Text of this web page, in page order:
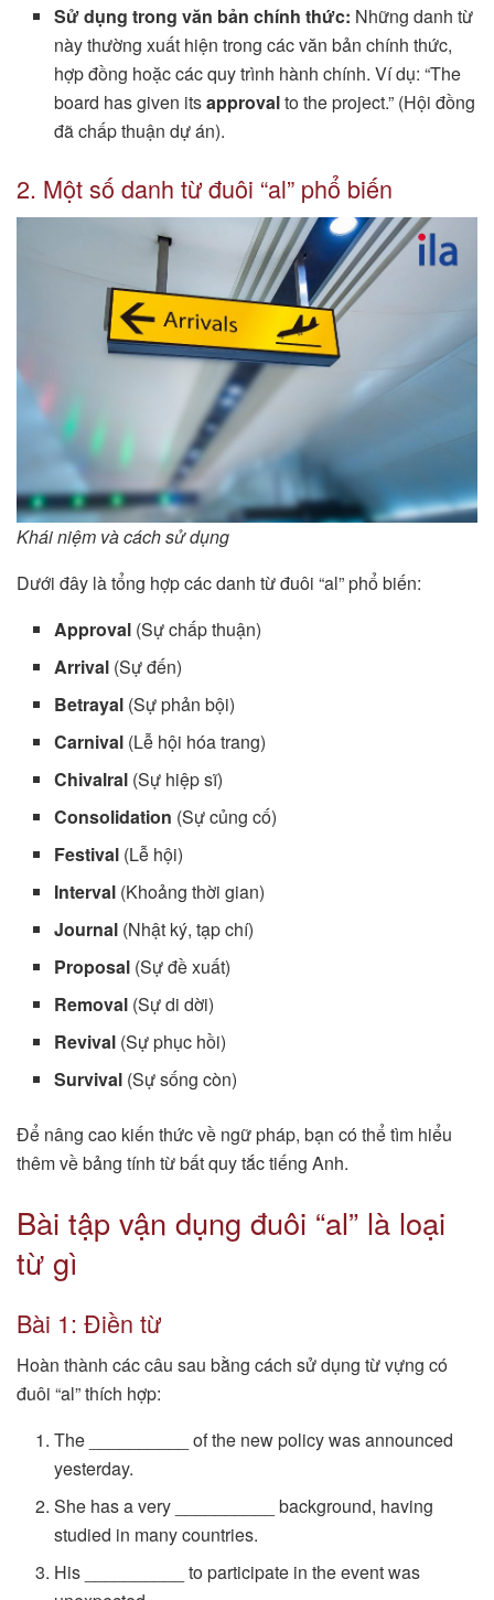
Sử dụng trong văn bản chính thức: Những danh từ
này thường xuất hiện trong các văn bản chính thức,
hợp đồng hoặc các quy trình hành chính. Ví dụ: “The
board has given itsapprovalto the project.” (Hội đồng
đã chấp thuận dự án).
2. Một số danh từ đuôi “al” phổ biến
Khái niệm và cách sử dụng
Dưới đây là tổng hợp các danh từ đuôi “al” phổ biến:
Approval (Sự chấp thuận)
Arrival (Sự đến)
Betrayal (Sự phản bội)
Carnival (Lễ hội hóa trang)
Chivalral (Sự hiệp sĩ)
Consolidation (Sự củng cố)
Festival (Lễ hội)
Interval (Khoảng thời gian)
Journal (Nhật ký, tạp chí)
Proposal (Sự đề xuất)
Removal (Sự di dời)
Revival (Sự phục hồi)
Survival (Sự sống còn)
Để nâng cao kiến thức về ngữ pháp, bạn có thể tìm hiểu
thêm về bảng tính từ bất quy tắc tiếng Anh.
Bài tập vận dụng đuôi “al” là loại
từ gì
Bài 1: Điền từ
Hoàn thành các câu sau bằng cách sử dụng từ vựng có
đuôi “al” thích hợp:
The __________ of the new policy was announced
yesterday.
She has a very __________ background, having
studied in many countries.
His __________ to participate in the event was